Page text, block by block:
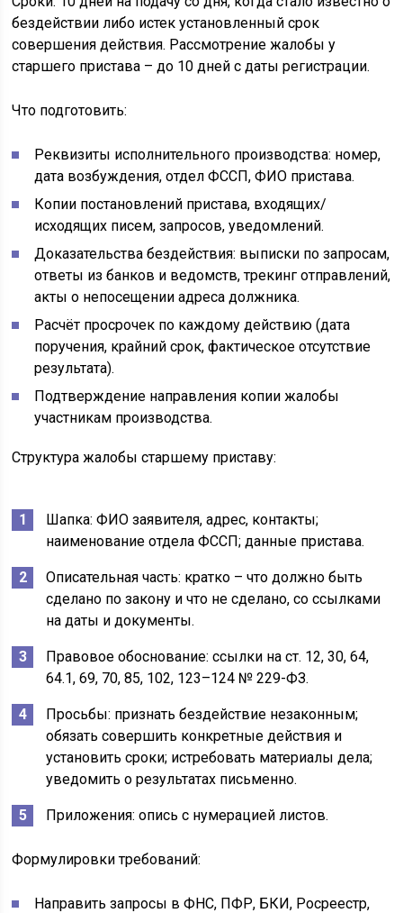
бездействии либо истек установленный срок
совершения действия. Рассмотрение жалобы у
старшего пристава – до 10 дней с даты регистрации.
Что подготовить:
Реквизиты исполнительного производства: номер,
дата возбуждения, отдел ФССП, ФИО пристава.
Копии постановлений пристава, входящих/
исходящих писем, запросов, уведомлений.
Доказательства бездействия: выписки по запросам,
ответы из банков и ведомств, трекинг отправлений,
акты о непосещении адреса должника.
Расчёт просрочек по каждому действию (дата
поручения, крайний срок, фактическое отсутствие
результата).
Подтверждение направления копии жалобы
участникам производства.
Структура жалобы старшему приставу:
Шапка: ФИО заявителя, адрес, контакты;
наименование отдела ФССП; данные пристава.
Описательная часть: кратко – что должно быть
сделано по закону и что не сделано, со ссылками
на даты и документы.
Правовое обоснование: ссылки на ст. 12, 30, 64,
64.1, 69, 70, 85, 102, 123–124 № 229-ФЗ.
Просьбы: признать бездействие незаконным;
обязать совершить конкретные действия и
установить сроки; истребовать материалы дела;
уведомить о результатах письменно.
Приложения: опись с нумерацией листов.
Формулировки требований:
Направить запросы в ФНС, ПФР, БКИ, Росреестр,